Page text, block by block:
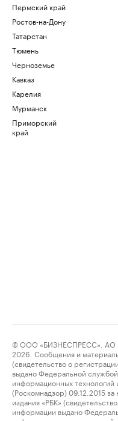
Пермский край
Ростов-на-Дону
Татарстан
Тюмень
Черноземье
Кавказ
Карелия
Мурманск
Приморский
край
© ООО «БИЗНЕСПРЕСС», АО
2026. Сообщения и
(свидетельство о
выдано Федеральной
информационных технологий
(Роскомнадзор) 09.12.2015
издания «РБК»
информации выдано